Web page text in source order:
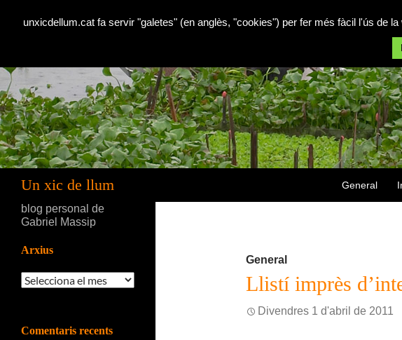
Un xic de llum
General
General
Llistí imprès
Divendres 1 d'abril de 2011
blog personal de
Gabriel Massip
Arxius
Arxius
Comentaris recents
unxicdellum.cat fa servir "galetes" (en anglès, "cookies") per fer més fàcil l'ús de